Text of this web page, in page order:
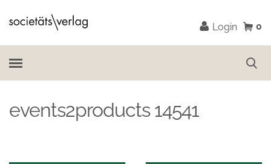
Login 0
events2products 14541